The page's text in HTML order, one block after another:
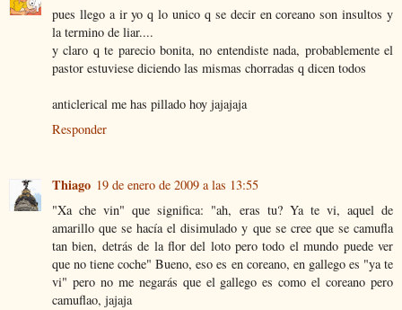
pues llego a ir yo q lo unico q se decir en coreano son insultos y
la termino de liar....
y claro q te parecio bonita, no entendiste nada, probablemente el
pastor estuviese diciendo las mismas chorradas q dicen todos
anticlerical me has pillado hoy jajajaja
Responder
Thiago 19 de enero de 2009 a las 13:55
"Xa che vin" que significa: "ah, eras tu? Ya te vi, aquel de
amarillo que se hacía el disimulado y que se cree que se camufla
tan bien, detrás de la flor del loto pero todo el mundo puede ver
que no tiene coche" Bueno, eso es en coreano, en gallego es "ya te
vi" pero no me negarás que el gallego es como el coreano pero
camuflao, jajaja